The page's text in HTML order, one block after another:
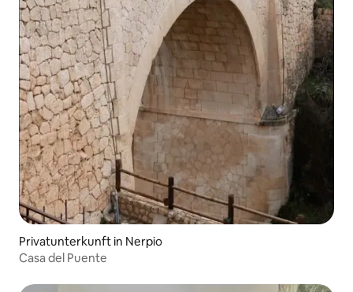
Privatunterkunft in Nerpio
Casa del Puente